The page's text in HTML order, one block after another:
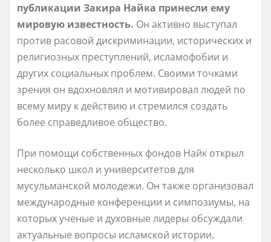
публикации Закира Найка принесли ему
мировую известность. Он активно выступал
против расовой дискриминации, исторических и
религиозных преступлений, исламофобии и
других социальных проблем. Своими точками
зрения он вдохновлял и мотивировал людей по
всему миру к действию и стремился создать
более справедливое общество.
При помощи собственных фондов Найк открыл
несколько школ и университетов для
мусульманской молодежи. Он также организовал
международные конференции и симпозиумы, на
которых ученые и духовные лидеры обсуждали
актуальные вопросы исламской истории,